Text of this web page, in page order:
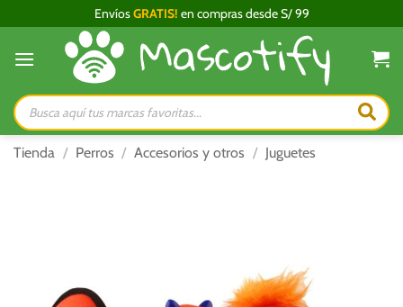
al
contenido
EnvíosGRATIS! en compras desde S/ 99
Búsqueda
de
productos
Tienda / Perros / Accesorios y otros / Juguetes